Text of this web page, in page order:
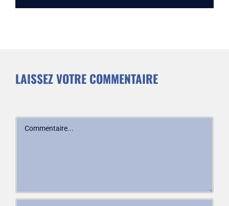
LAISSEZ VOTRE COMMENTAIRE
Commentaire